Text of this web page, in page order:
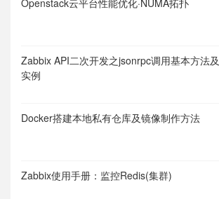
Openstack云平台性能优化·NUMA拓扑
Zabbix API二次开发之jsonrpc调用基本方法及
实例
Docker搭建本地私有仓库及镜像制作方法
Zabbix使用手册：监控Redis(集群)